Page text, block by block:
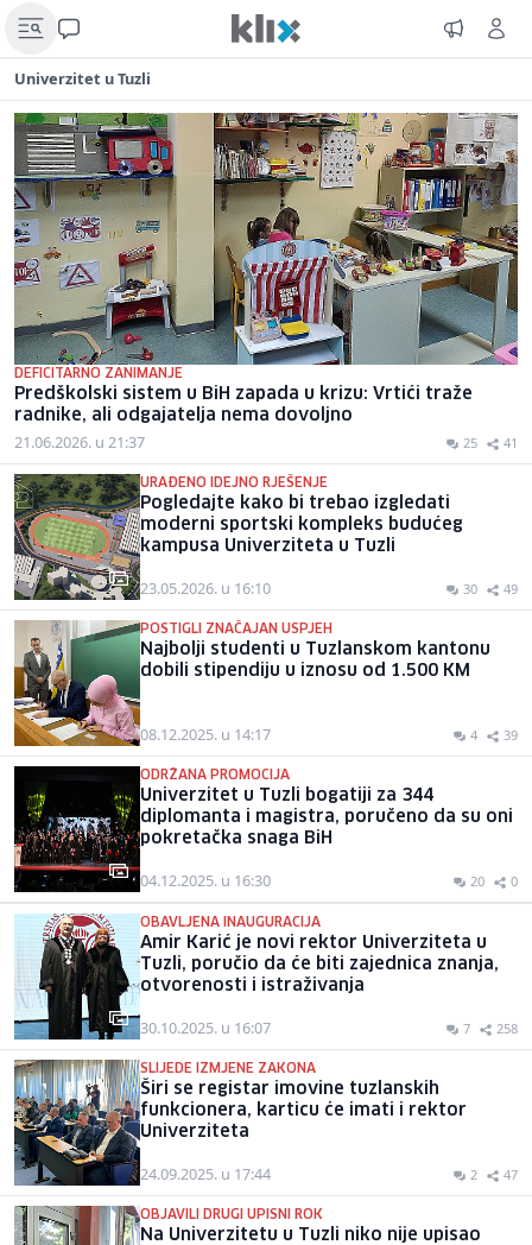
Univerzitet u Tuzli
DEFICITARNO ZANIMANJE
Predškolski sistem u BiH zapada u krizu: Vrtići traže
radnike, ali odgajatelja nema dovoljno
21.06.2026. u 21:37 25 41
URAĐENO IDEJNO RJEŠENJE
Pogledajte kako bi trebao izgledati
moderni sportski kompleks budućeg
kampusa Univerziteta u Tuzli
23.05.2026. u 16:10 30 49
POSTIGLI ZNAČAJAN USPJEH
Najbolji studenti u Tuzlanskom kantonu
dobili stipendiju u iznosu od 1.500 KM
08.12.2025. u 14:17 4 39
ODRŽANA PROMOCIJA
Univerzitet u Tuzli bogatiji za 344
diplomanta i magistra, poručeno da su oni
pokretačka snaga BiH
04.12.2025. u 16:30 20 0
OBAVLJENA INAUGURACIJA
Amir Karić je novi rektor Univerziteta u
Tuzli, poručio da će biti zajednica znanja,
otvorenosti i istraživanja
30.10.2025. u 16:07 7 258
SLIJEDE IZMJENE ZAKONA
Širi se registar imovine tuzlanskih
funkcionera, karticu će imati i rektor
Univerziteta
24.09.2025. u 17:44 2 47
OBJAVILI DRUGI UPISNI ROK
Na Univerzitetu u Tuzli niko nije upisao